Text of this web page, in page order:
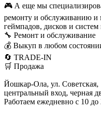
🎮 А еще мы
ремонту и обслуживанию и
геймпадов, дисков и систем
🔧 Ремонт и обслуживание
💰 Выкуп в любом
🔄 TRADE-IN
🛒 Продажа
Йошкар-Ола, ул.
центральный вход, черная
Работаем ежедневно с 10 до